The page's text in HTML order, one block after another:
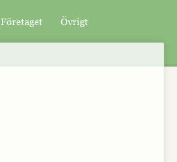
Företaget Övrigt